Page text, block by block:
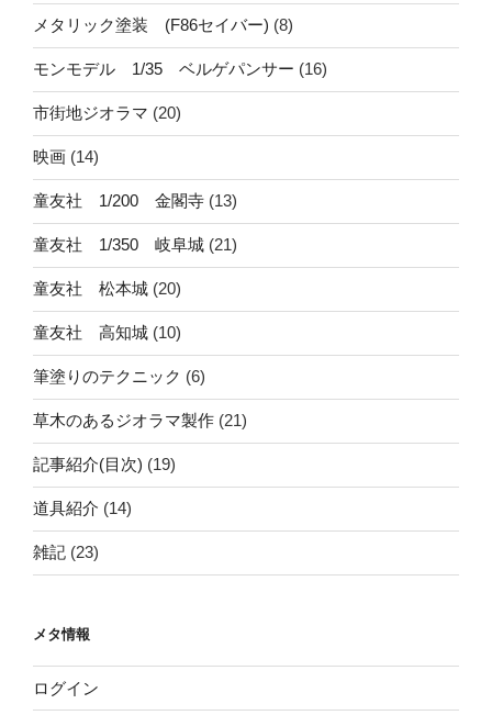
メタリック塗装 (F86セイバー) (8)
モンモデル 1/35 ベルゲパンサー (16)
市街地ジオラマ (20)
映画 (14)
童友社 1/200 金閣寺 (13)
童友社 1/350 岐阜城 (21)
童友社 松本城 (20)
童友社 高知城 (10)
筆塗りのテクニック (6)
草木のあるジオラマ製作 (21)
記事紹介(目次) (19)
道具紹介 (14)
雑記 (23)
メタ情報
ログイン